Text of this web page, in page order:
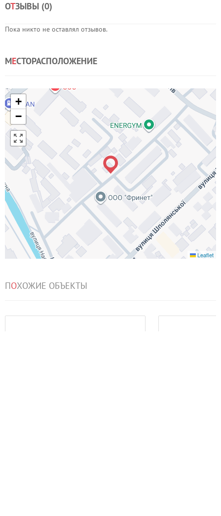
ОТЗЫВЫ (0)
Пока никто не оставлял отзывов.
МЕСТОРАСПОЛОЖЕНИЕ
+
−
Leaflet
ПОХОЖИЕ ОБЪЕКТЫ